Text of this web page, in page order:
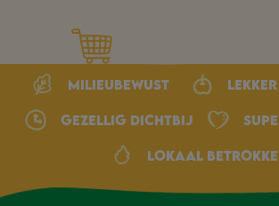
Milieubewust
Gezellig dichtbij
Lokaal